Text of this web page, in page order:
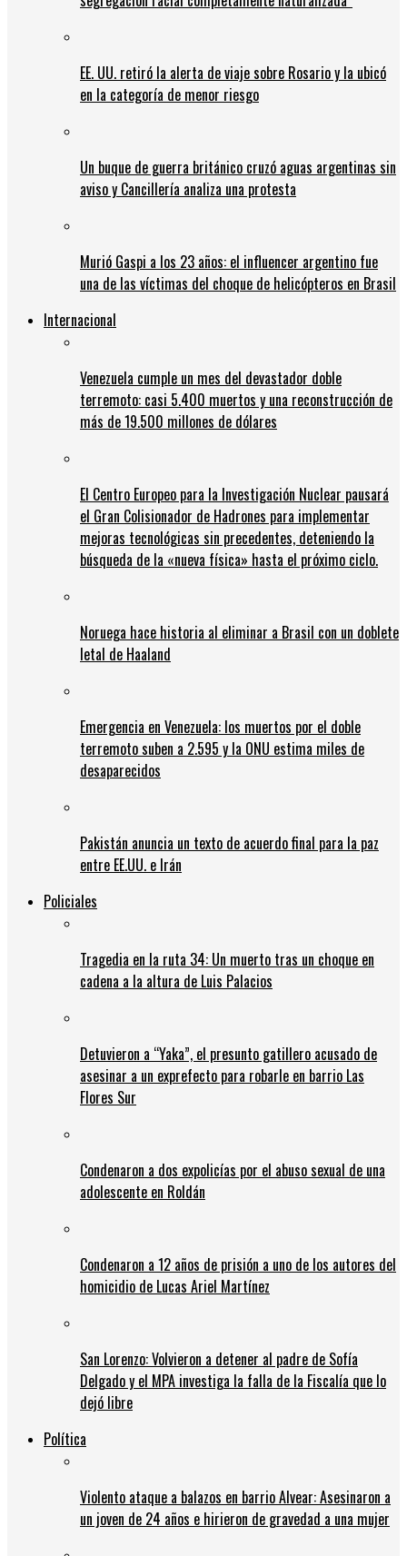
EE. UU. retiró la alerta de viaje sobre Rosario y la ubicó
en la categoría de menor riesgo
Un buque de guerra británico cruzó aguas argentinas sin
aviso y Cancillería analiza una protesta
Murió Gaspi a los 23 años: el influencer argentino fue
una de las víctimas del choque de helicópteros en Brasil
Internacional
Venezuela cumple un mes del devastador doble
terremoto: casi 5.400 muertos y una reconstrucción de
más de 19.500 millones de dólares
El Centro Europeo para la Investigación Nuclear pausará
el Gran Colisionador de Hadrones para implementar
mejoras tecnológicas sin precedentes, deteniendo la
búsqueda de la «nueva física» hasta el próximo ciclo.
Noruega hace historia al eliminar a Brasil con un doblete
letal de Haaland
Emergencia en Venezuela: los muertos por el doble
terremoto suben a 2.595 y la ONU estima miles de
desaparecidos
Pakistán anuncia un texto de acuerdo final para la paz
entre EE.UU. e Irán
Policiales
Tragedia en la ruta 34: Un muerto tras un choque en
cadena a la altura de Luis Palacios
Detuvieron a “Yaka”, el presunto gatillero acusado de
asesinar a un exprefecto para robarle en barrio Las
Flores Sur
Condenaron a dos expolicías por el abuso sexual de una
adolescente en Roldán
Condenaron a 12 años de prisión a uno de los autores del
homicidio de Lucas Ariel Martínez
San Lorenzo: Volvieron a detener al padre de Sofía
Delgado y el MPA investiga la falla de la Fiscalía que lo
dejó libre
Política
Violento ataque a balazos en barrio Alvear: Asesinaron a
un joven de 24 años e hirieron de gravedad a una mujer